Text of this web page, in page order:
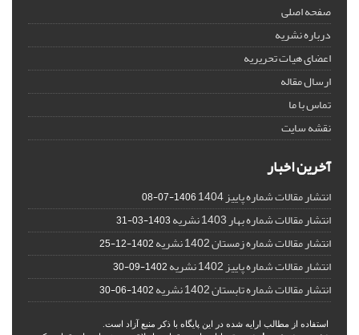
صفحه اصلی
درباره نشریه
اعضای هیات تحریریه
ارسال مقاله
تماس با ما
نقشه سایت
آخرین اخبار
انتشار مقالات شماره پاییز 1404 1406-07-08
انتشار مقالات شماره بهار 1403 نشریه 1403-03-31
انتشار مقالات شماره زمستان 1402 نشریه 1402-12-25
انتشار مقالات شماره پاییز 1402 نشریه 1402-09-30
انتشار مقالات شماره تابستان 1402 نشریه 1402-06-30
استفاده از مطالب ارایه شده در این پایگاه با ذکر منبع آزاد است.